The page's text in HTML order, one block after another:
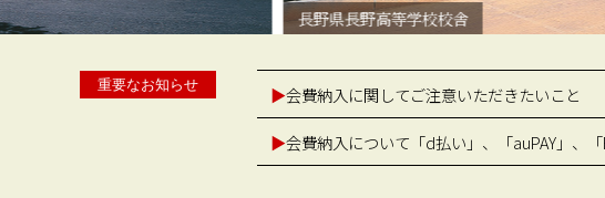
長野県長野高等学校校舎
重要なお知らせ ▶会費納入に関してご注意いただきたいこと
▶会費納入について「d払い」、「auPAY」、